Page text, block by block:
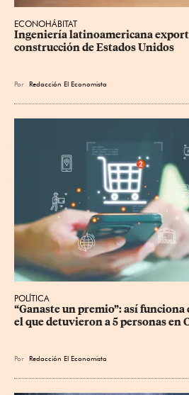
ECONOHÁBITAT
Ingeniería latinoamericana
construcción de Estados Unidos
Por Redacción El Economista
POLÍTICA
“Ganaste un premio”: así
el que detuvieron a 5 personas en
Por Redacción El Economista